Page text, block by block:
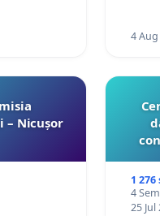
4
– Nicușor
1
4
25 Jul